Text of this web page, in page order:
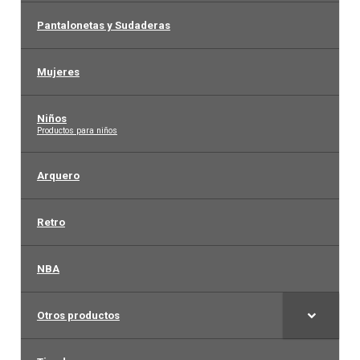
Pantalonetas y Sudaderas
Mujeres
Niños
–
Productos para niños
Arquero
Retro
NBA
Otros productos